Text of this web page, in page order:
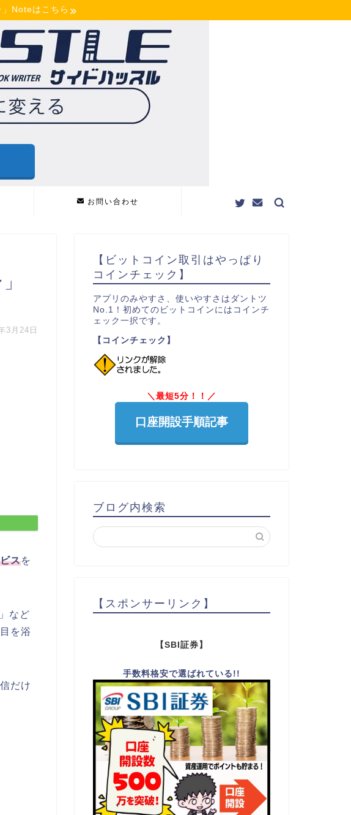
Noteはこちら
お問い合わせ
3月24日
スを
」など
を浴
だけ
【ビットコイン取引はやっぱり
コインチェック】
アプリのみやすさ、使いやすさはダントツ
No.1！初めてのビットコインにはコインチ
ェック一択です。
【コインチェック】
＼最短5分！！／
口座開設手順記事
ブログ内検索
【スポンサーリンク】
【SBI証券】
手数料格安で選ばれている!!